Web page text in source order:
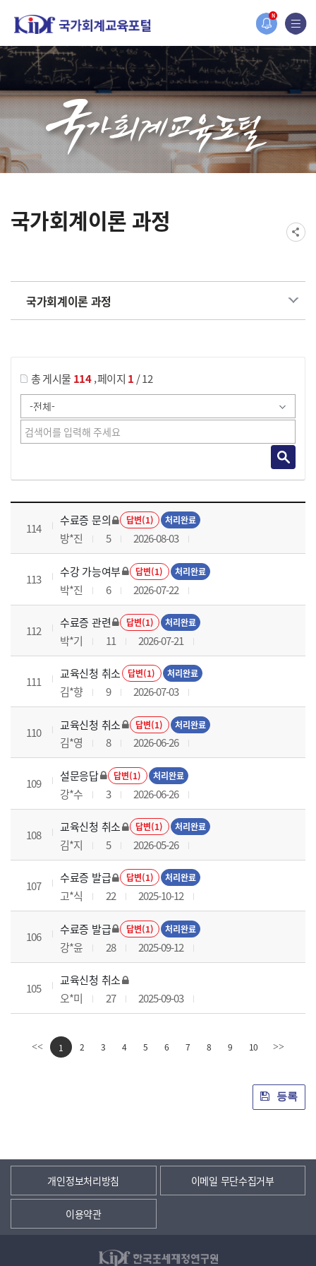
N
홈페이지가 새롭게 개편되었습니다.
한국조세재정연구원홈페이지가 새롭게 개설되었습니다.
국가회계이론 과정
국가회계이론 과정
총 게시물 114,페이지 1 / 12
국가회계이론 과정 목록 으로 번호, 제목, 작성자, 조회수, 등록 일로 나열 되고 있습니다.
114
수료증 문의 답변(1) 처리완료
방*진 5 2026-08-03
113
수강 가능여부 답변(1) 처리완료
박*진 6 2026-07-22
112
수료증 관련 답변(1) 처리완료
박*기 11 2026-07-21
111
교육신청 취소 답변(1) 처리완료
김*향 9 2026-07-03
110
교육신청 취소 답변(1) 처리완료
김*영 8 2026-06-26
109
설문응답 답변(1) 처리완료
강*수 3 2026-06-26
108
교육신청 취소 답변(1) 처리완료
김*지 5 2026-05-26
107
수료증 발급 답변(1) 처리완료
고*식 22 2025-10-12
106
수료증 발급 답변(1) 처리완료
강*윤 28 2025-09-12
105
교육신청 취소
오*미
27 2025-09-03
<< 1 2 3 4 5 6 7 8 9 10 >>
등록
개인정보처리방침 이메일 무단수집거부
이용약관